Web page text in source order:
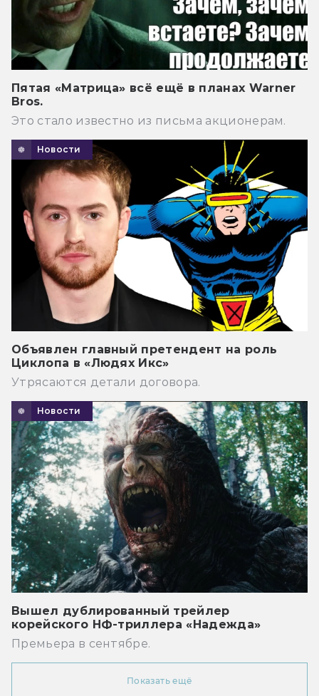
Пятая «Матрица» всё ещё в планах Warner
Bros.
Это стало известно из письма акционерам.
Новости
Объявлен главный претендент на роль
Циклопа в «Людях Икс»
Утрясаются детали договора.
Новости
Вышел дублированный трейлер
корейского НФ-триллера «Надежда»
Премьера в сентябре.
Показать ещё